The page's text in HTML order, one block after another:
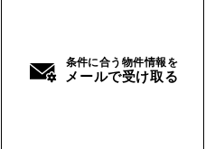
って違うはず。
条件に合う物件情報を
メールで受け取る